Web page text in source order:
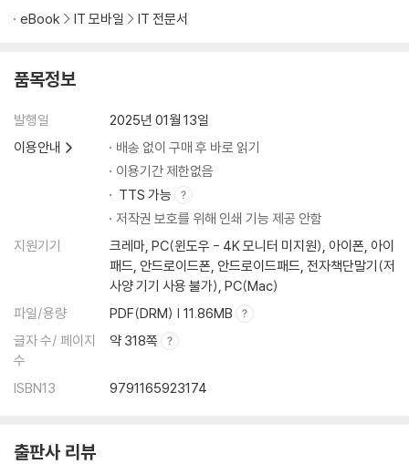
__3.4.3 huggingface-hub
__4.1.1 Tokenizer 학습
__4.1.2 모델 초기화 후 학습
_4.2 Evaluate 라이브러리
__4.2.1 Evaluate 평가
__4.2.2 커스텀 메트릭 만들기
__4.2.3 Trainer 적용
5 언어 모델 구조 및 학습
_5.1 트랜스포머 모델
_5.2 인코더 기반 모델
__5.2.1 기본 구조
__5.2.2 Sequence Classification
__5.2.5 Question Answering
eBook IT 모바일 IT 전문서
품목정보
발행일
2025년 01월 13일
이용안내
배송 없이 구매 후 바로 읽기
이용기간 제한없음
TTS 가능
저작권 보호를 위해 인쇄 기능 제공 안함
지원기기
크레마, PC(윈도우 - 4K 모니터 미지원), 아이폰, 아이
패드, 안드로이드폰, 안드로이드패드, 전자책단말기(저
사양 기기 사용 불가), PC(Mac)
파일/용량
PDF(DRM) | 11.86MB
글자 수/ 페이지
수
약 318쪽
ISBN13 9791165923174
출판사 리뷰